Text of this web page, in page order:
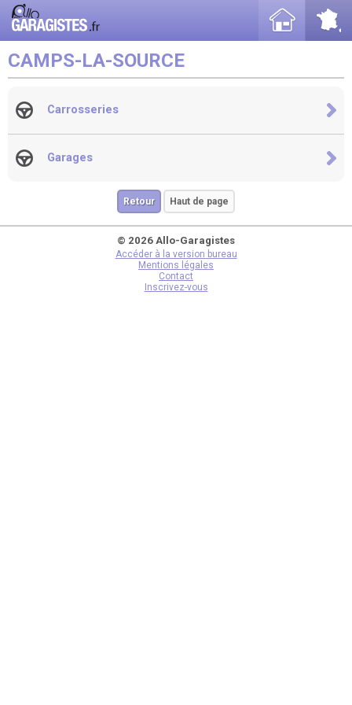
CAMPS-LA-SOURCE
Carrosseries
Garages
Retour Haut de page
© 2026 Allo-Garagistes
Accéder à la version bureau
Mentions légales
Contact
Inscrivez-vous